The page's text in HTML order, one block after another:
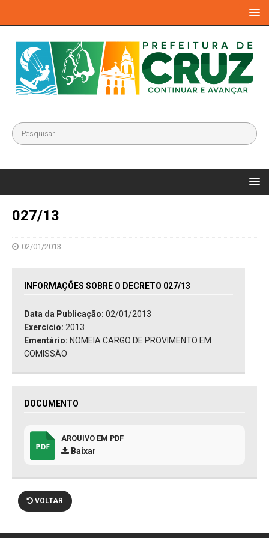
027/13
02/01/2013
INFORMAÇÕES SOBRE O DECRETO 027/13
Data da Publicação: 02/01/2013
Exercício: 2013
Ementário: NOMEIA CARGO DE PROVIMENTO EM
COMISSÃO
DOCUMENTO
ARQUIVO EM PDF
Baixar
VOLTAR